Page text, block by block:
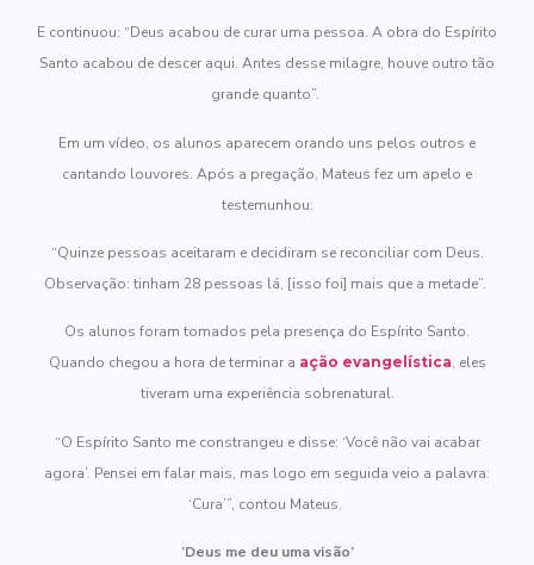
E continuou: “Deus acabou de curar uma pessoa. A obra do Espírito
Santo acabou de descer aqui. Antes desse milagre, houve outro tão
grande quanto”.
Em um vídeo, os alunos aparecem orando uns pelos outros e
cantando louvores. Após a pregação, Mateus fez um apelo e
testemunhou:
“Quinze pessoas aceitaram e decidiram se reconciliar com Deus.
Observação: tinham 28 pessoas lá, [isso foi] mais que a metade”.
Os alunos foram tomados pela presença do Espírito Santo.
Quando chegou a hora de terminar a ação evangelística, eles
tiveram uma experiência sobrenatural.
“O Espírito Santo me constrangeu e disse: ‘Você não vai acabar
agora’. Pensei em falar mais, mas logo em seguida veio a palavra:
‘Cura’”, contou Mateus.
‘Deus me deu uma visão’